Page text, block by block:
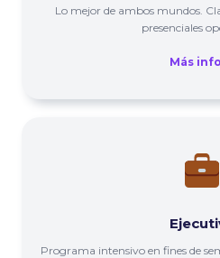
Lo mejor de ambos mundos.
presenciales
Más
Programa intensivo en fines de